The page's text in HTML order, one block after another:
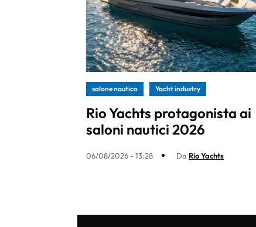
salone nautico Yacht industry
Rio Yachts protagonista ai
saloni nautici 2026
06/08/2026 - 13:28 Da Rio Yachts